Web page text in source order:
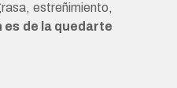
estreñimiento,
es de la quedarte